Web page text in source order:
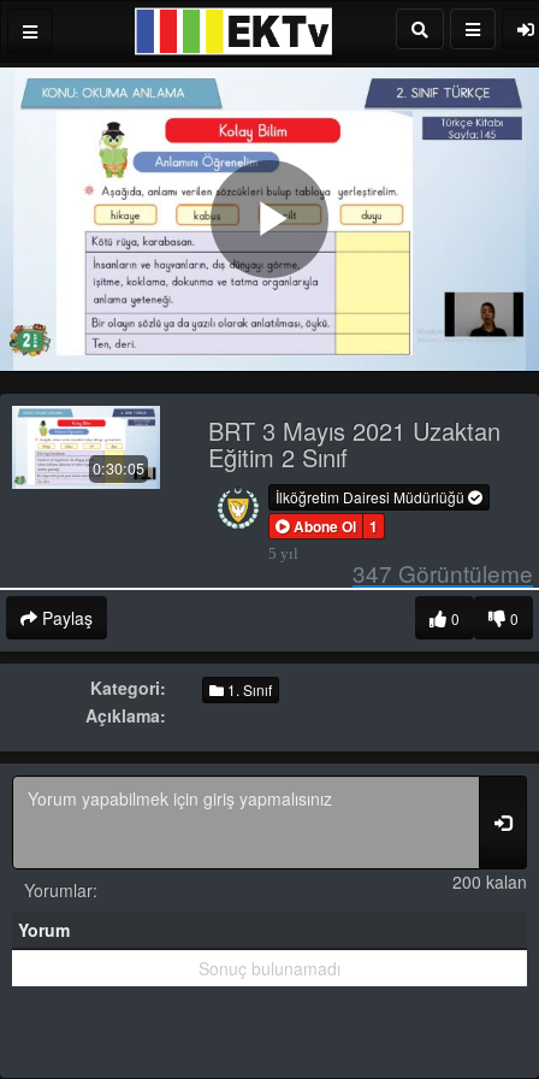
Play
Video
0:30:05
BRT 3 Mayıs 2021 Uzaktan
Eğitim 2 Sınıf
İlköğretim Dairesi Müdürlüğü
Abone Ol 1
5 yıl
347 Görüntüleme
Paylaş 0
0
Kategori: 1. Sınıf
Açıklama:
200 kalan
Yorumlar:
Yorum
Sonuç bulunamadı